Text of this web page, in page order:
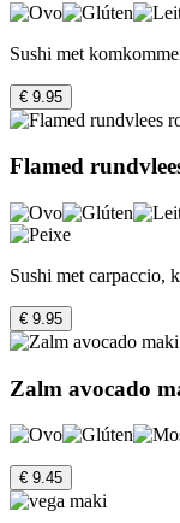
Sushi met
€ 9.95
Flamed
Sushi met carpaccio,
€ 9.95
Zalm avocado
€ 9.45